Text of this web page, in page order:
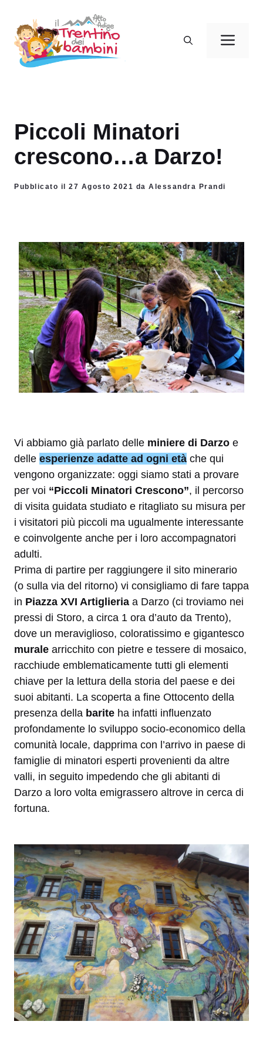
contenuto
Piccoli Minatori
crescono…a Darzo!
Pubblicato il 27 Agosto 2021 da Alessandra Prandi
Vi abbiamo già parlato delle miniere di Darzo e
delle esperienze adatte ad ogni età che qui
vengono organizzate: oggi siamo stati a provare
per voi “Piccoli Minatori Crescono”, il percorso
di visita guidata studiato e ritagliato su misura per
i visitatori più piccoli ma ugualmente interessante
e coinvolgente anche per i loro accompagnatori
adulti.
Prima di partire per raggiungere il sito minerario
(o sulla via del ritorno) vi consigliamo di fare tappa
in Piazza XVI Artiglieria a Darzo (ci troviamo nei
pressi di Storo, a circa 1 ora d’auto da Trento),
dove un meraviglioso, coloratissimo e gigantesco
murale arricchito con pietre e tessere di mosaico,
racchiude emblematicamente tutti gli elementi
chiave per la lettura della storia del paese e dei
suoi abitanti. La scoperta a fine Ottocento della
presenza della barite ha infatti influenzato
profondamente lo sviluppo socio-economico della
comunità locale, dapprima con l’arrivo in paese di
famiglie di minatori esperti provenienti da altre
valli, in seguito impedendo che gli abitanti di
Darzo a loro volta emigrassero altrove in cerca di
fortuna.